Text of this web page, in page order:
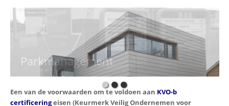
Parkmanagement
Een van de voorwaarden om te voldoen aan KVO-b
certificeringeisen (Keurmerk Veilig Ondernemen voor